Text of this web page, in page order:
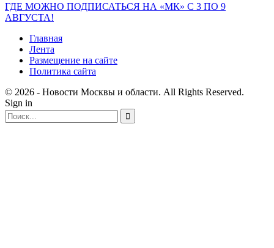
ГДЕ МОЖНО ПОДПИСАТЬСЯ НА «МК» С 3 ПО 9
АВГУСТА!
Главная
Лента
Размещение на сайте
Политика сайта
© 2026 - Новости Москвы и области. All Rights Reserved.
Sign in